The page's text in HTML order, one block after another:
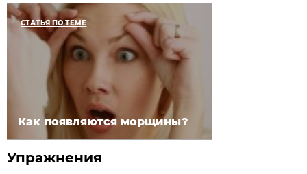
СТАТЬЯ ПО ТЕМЕ
Как появляются морщины?
Упражнения